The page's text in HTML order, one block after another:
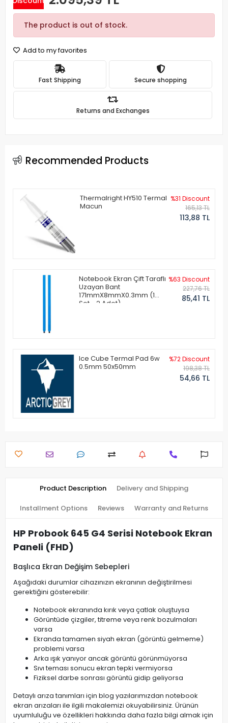
The product is out of stock.
Add to my favorites
Fast Shipping Secure shopping
Returns and Exchanges
Recommended Products
Thermalright HY510 Termal
Macun
%31 Discount
165,13 TL
113,88 TL
Notebook Ekran Çift Taraflı
Uzayan Bant
171mmX8mmX0.3mm (1
Set - 2 Adet)
%63 Discount
227,76 TL
85,41 TL
Ice Cube Termal Pad 6w
0.5mm 50x50mm
%72 Discount
198,38 TL
54,66 TL
Product Description Delivery and Shipping
Installment Options Reviews Warranty and Returns
HP Probook 645 G4 Serisi Notebook Ekran
Paneli (FHD)
Başlıca Ekran Değişim Sebepleri
Aşağıdaki durumlar cihazınızın ekranının değiştirilmesi
gerektiğini gösterebilir:
Notebook ekranında kırık veya çatlak oluştuysa
Görüntüde çizgiler, titreme veya renk bozulmaları
varsa
Ekranda tamamen siyah ekran (görüntü gelmeme)
problemi varsa
Arka ışık yanıyor ancak görüntü görünmüyorsa
Sıvı teması sonucu ekran tepki vermiyorsa
Fiziksel darbe sonrası görüntü gidip geliyorsa
Detaylı arıza tanımları için blog yazılarımızdan notebook
ekran arızaları ile ilgili makalemizi okuyabilirsiniz. Ürünün
uyumluluğu ve özellikleri hakkında daha fazla bilgi almak için